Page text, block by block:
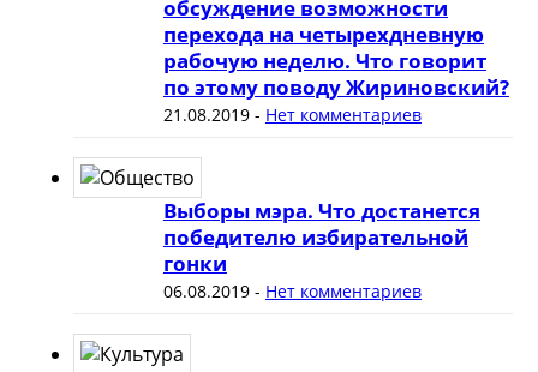
обсуждение возможности
перехода на четырехдневную
рабочую неделю. Что говорит
по этому поводу Жириновский?
21.08.2019- Нет комментариев
Выборы мэра. Что достанется
победителю избирательной
гонки
06.08.2019- Нет комментариев